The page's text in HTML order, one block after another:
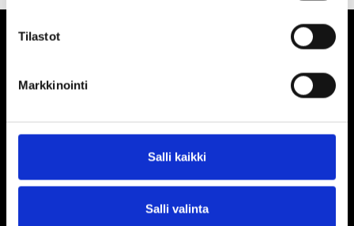
Tilastot
Markkinointi
Salli kaikki
Salli valinta
Siltapuistokatu 14